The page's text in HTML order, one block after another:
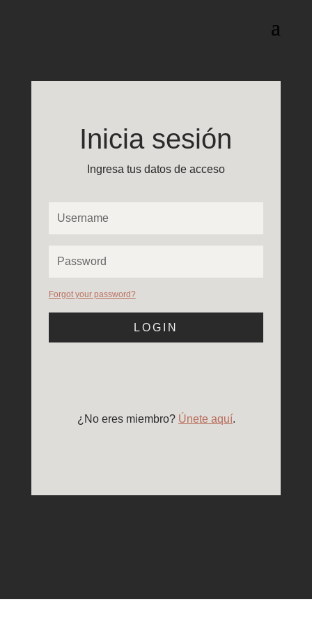
Inicia sesión
Ingresa tus datos de acceso
Forgot your password?
LOGIN
¿No eres miembro? Únete aquí.